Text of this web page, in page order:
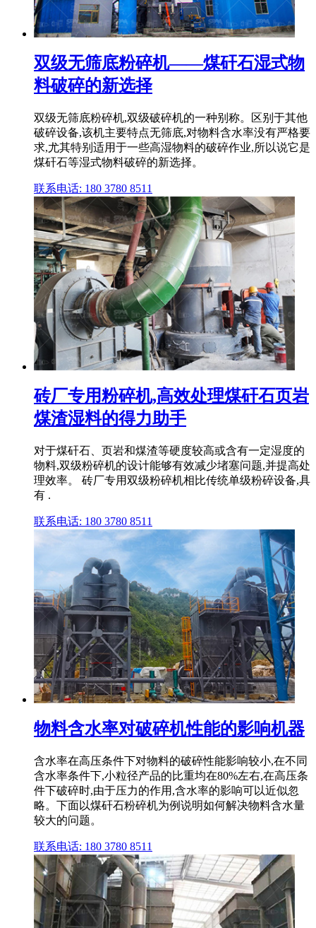
双级无筛底粉碎机——煤矸石湿式物
料破碎的新选择
双级无筛底粉碎机,双级破碎机的一种别称。区别于其他
破碎设备,该机主要特点无筛底,对物料含水率没有严格要
求,尤其特别适用于一些高湿物料的破碎作业,所以说它是
煤矸石等湿式物料破碎的新选择。
联系电话: 180 3780 8511
砖厂专用粉碎机,高效处理煤矸石页岩
煤渣湿料的得力助手
对于煤矸石、页岩和煤渣等硬度较高或含有一定湿度的
物料,双级粉碎机的设计能够有效减少堵塞问题,并提高处
理效率。 砖厂专用双级粉碎机相比传统单级粉碎设备,具
有 .
联系电话: 180 3780 8511
物料含水率对破碎机性能的影响机器
含水率在高压条件下对物料的破碎性能影响较小,在不同
含水率条件下,小粒径产品的比重均在80%左右,在高压条
件下破碎时,由于压力的作用,含水率的影响可以近似忽
略。下面以煤矸石粉碎机为例说明如何解决物料含水量
较大的问题。
联系电话: 180 3780 8511